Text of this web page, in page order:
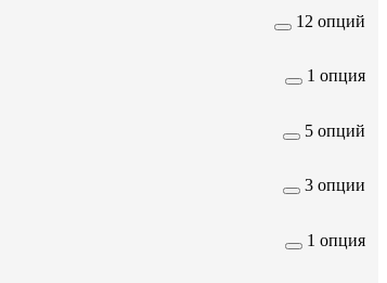
12 опций
1 опция
5 опций
3 опции
1 опция